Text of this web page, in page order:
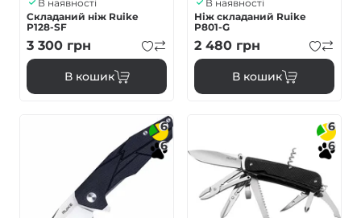
В наявності
Складаний ніж Ruike
P128-SF
3 300 грн
В кошик
В наявності
Ніж складаний Ruike
P801-G
2 480 грн
В кошик
6
6
6
6